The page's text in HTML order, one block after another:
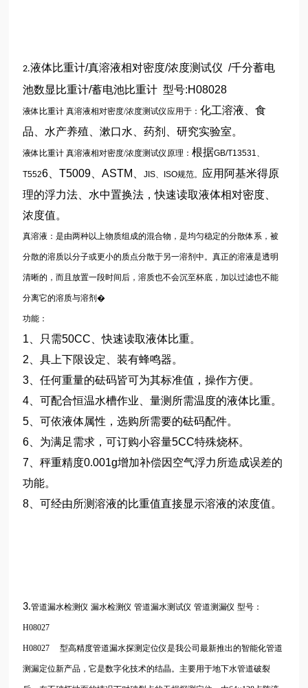
2.液体比重计/真溶液相对密度/浓度测试仪 /千分蓄电
池数显比重计/蓄电池比重计 型号:H08028
液体比重计 真溶液相对密度/浓度测试仪应用于：化工溶液、食
品、水产养殖、漱口水、药剂、研究实验室。
液体比重计 真溶液相对密度/浓度测试仪原理：根据GB/T13531、
T5526 、T5009 、ASTM 、JIS、 ISO规范。 应用阿基米得原
理的浮力法、水中置换法，快速读取液体相对密度、
浓度值。
真溶液：是由两种以上物质组成的混合物，是均匀稳定的分散体系，被
分散的溶质以分子或更小的质点分散于另一溶剂中。真正的溶液是透明
清晰的，而且放置一段时间后，溶质也不会沉至杯底，加以过滤也不能
分离它的溶质与溶剂�
功能：
1 、只需50CC 、快速读取液体比重。
2 、具上下限设定、装有蜂鸣器。
3 、任何重量的砝码皆可为其标准值，操作方便。
4 、可配合恒温水槽作业、量测所需温度的液体比重。
5 、可依液体属性，选购所需要的砝码配件。
6 、为满足需求，可订购小容量5CC特殊烧杯。
7 、秤重精度0.001g增加补偿因空气浮力所造成误差的
功能。
8 、可经由所测溶液的比重值直接显示溶液的浓度值。
3.管道漏水检测仪 漏水检测仪 管道漏水测试仪 管道测漏仪 型号：
H08027
H08027 型高精度管道漏水探测定位仪是我公司最新推出的智能化管道
测漏定位新产品，它是数字化技术的结晶。主要用于地下水管道破裂